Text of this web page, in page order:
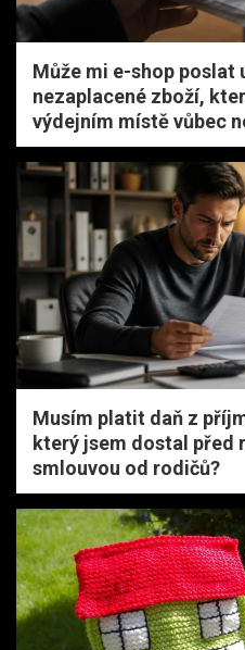
Může mi e-shop poslat
nezaplacené zboží,
výdejním místě vůbec
Musím platit daň z
který jsem dostal před
smlouvou od rodičů?